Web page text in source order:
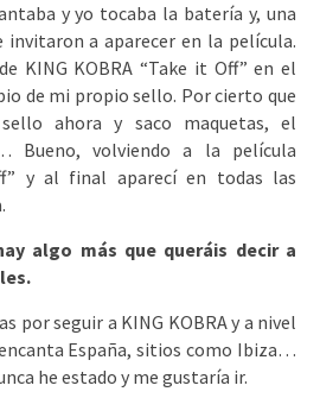
y yo tocaba la batería y, una
invitaron a aparecer en la película.
KING KOBRA “Take it Off” en el
de mi propio sello. Por cierto que
ahora y saco maquetas, el
Bueno, volviendo a la película
y al final aparecí en todas las
algo más que queráis decir a
por seguir a KING KOBRA y a nivel
España, sitios como Ibiza…
he estado y me gustaría ir.